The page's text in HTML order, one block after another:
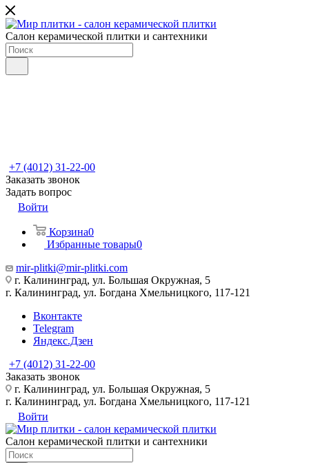
Салон керамической плитки и сантехники
+7 (4012) 31-22-00
Заказать звонок
Задать вопрос
Войти
Корзина0
Избранные товары0
mir-plitki@mir-plitki.com
г. Калининград, ул. Большая Окружная, 5
г. Калининград, ул. Богдана Хмельницкого, 117-121
Вконтакте
Telegram
Яндекс.Дзен
+7 (4012) 31-22-00
Заказать звонок
г. Калининград, ул. Большая Окружная, 5
г. Калининград, ул. Богдана Хмельницкого, 117-121
Войти
Салон керамической плитки и сантехники